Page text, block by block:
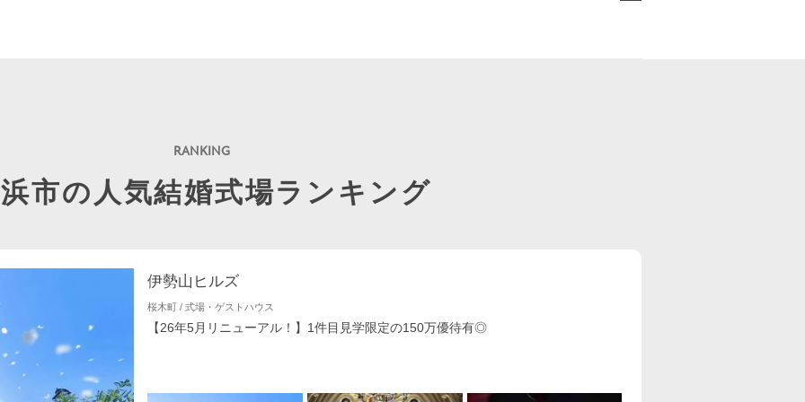
市の人気結婚式場ランキング
伊勢山ヒルズ
桜木町 / 式場・ゲストハウス
【26年5月リニューアル！】1件目見学限定の150万優待有◎